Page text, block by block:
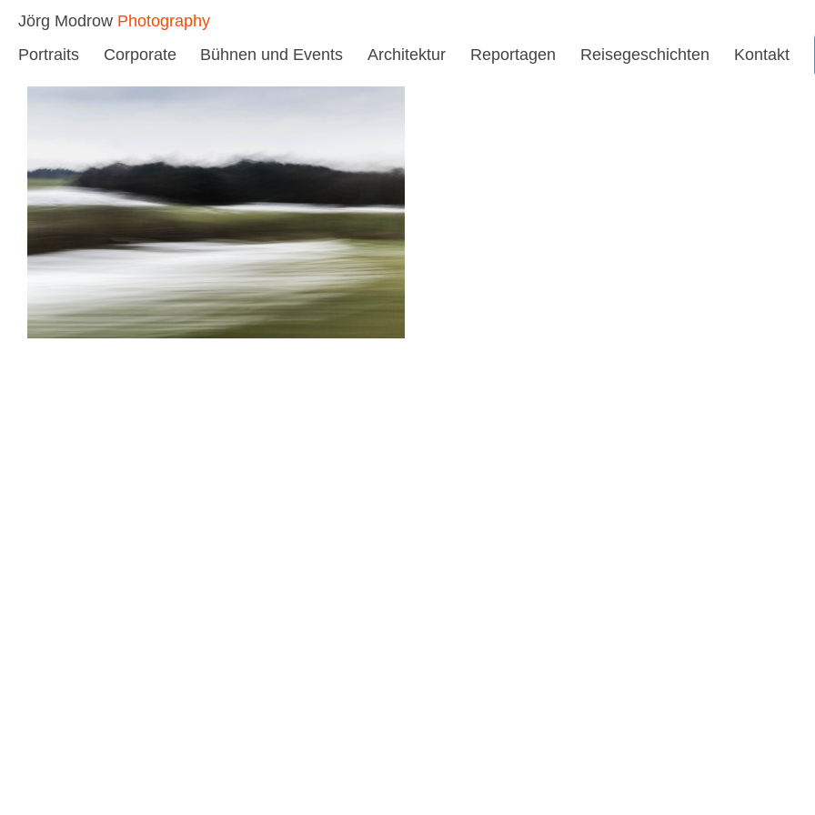
Jörg Modrow Photography
Portraits Corporate Bühnen und Events Architektur Reportagen Reisegeschichten Kontakt